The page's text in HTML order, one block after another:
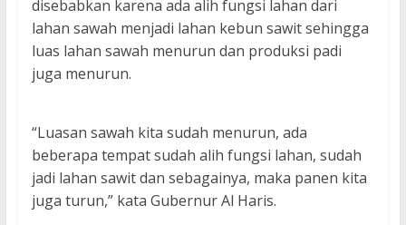
disebabkan karena ada alih fungsi lahan dari
lahan sawah menjadi lahan kebun sawit sehingga
luas lahan sawah menurun dan produksi padi
juga menurun.
“Luasan sawah kita sudah menurun, ada
beberapa tempat sudah alih fungsi lahan, sudah
jadi lahan sawit dan sebagainya, maka panen kita
juga turun,” kata Gubernur Al Haris.